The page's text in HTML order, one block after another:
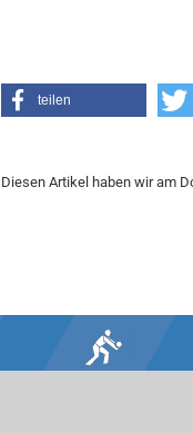
teilen
Diesen Artikel haben wir am